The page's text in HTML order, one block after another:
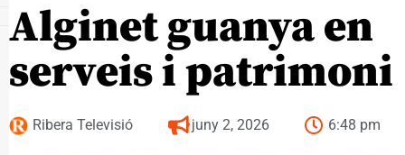
Alginet guanya en
serveis i patrimoni
Ribera Televisió juny 2, 2026 6:48 pm